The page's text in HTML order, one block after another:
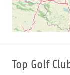
Top Golf